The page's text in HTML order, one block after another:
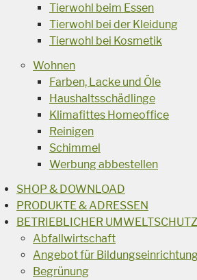
Tierwohl beim Essen
Tierwohl bei der Kleidung
Tierwohl bei Kosmetik
Wohnen
Farben, Lacke und Öle
Haushaltsschädlinge
Klimafittes Homeoffice
Reinigen
Schimmel
Werbung abbestellen
SHOP & DOWNLOAD
PRODUKTE & ADRESSEN
BETRIEBLICHER UMWELTSCHUTZ
Abfallwirtschaft
Angebot für
Begrünung